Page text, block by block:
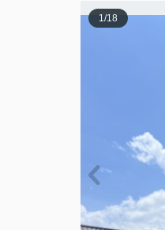
1/18